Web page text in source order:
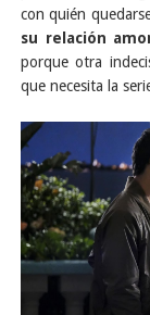
con quién
su relación
porque otra
que necesita la